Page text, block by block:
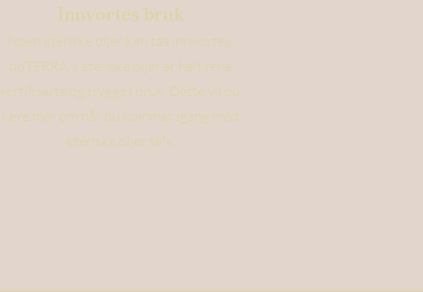
Innvortes bruk
Noen eteriske oljer kan tas innvortes.
doTERRA`s eteriske oljer er helt rene
sertifiserte og trygge i bruk. Dette vil du
lære mer om når du kommer igang med
eteriske oljer selv.